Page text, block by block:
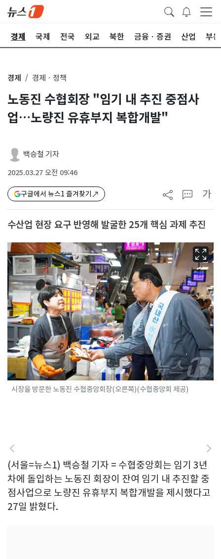
경제 국제 전국 외교 북한 금융ㆍ증권 산업 부
경제 경제ㆍ정책
노동진 수협회장 "임기 내 추진 중점사
업…노량진 유휴부지 복합개발"
백승철 기자
2025.03.27 오전 09:46
구글에서 뉴스1 즐겨찾기 가
수산업 현장 요구 반영해 발굴한 25개 핵심 과제 추진
시장을 방문한 노동진 수협중앙회장(오른쪽)(수협중앙회 제공)
(서울=뉴스1) 백승철 기자 = 수협중앙회는 임기 3년
차에 돌입하는 노동진 회장이 잔여 임기 내 추진할 중
점사업으로 노량진 유휴부지 복합개발을 제시했다고
27일 밝혔다.